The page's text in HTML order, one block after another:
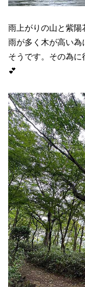
雨上がりの山と紫陽
雨が多く木が高い為
そうです。その為
💕